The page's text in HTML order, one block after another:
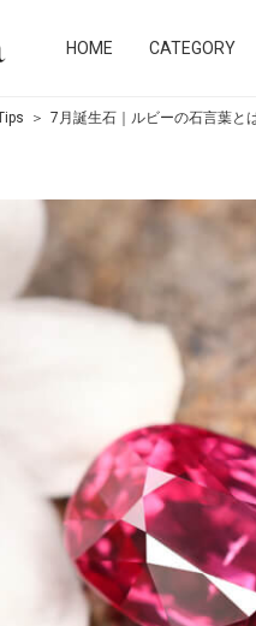
HOME CATEGORY
7月誕生石｜ルビーの石言葉と